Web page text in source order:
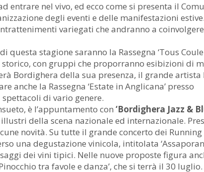
entrare nel vivo, ed ecco come si presenta il
degli eventi e delle manifestazioni
variegati che andranno a coinvolgere
stagione saranno la Rassegna ‘Tous
con gruppi che proporranno esibizioni di
Bordighera della sua presenza, il grande
anche la Rassegna ‘Estate in Anglicana’ presso
di vario genere.
è l’appuntamento con ‘Bordighera Jazz &
della scena nazionale ed internazionale.
novità. Su tutte il grande concerto dei
una degustazione vinicola, intitolata
dei vini tipici. Nelle nuove proposte figura
tra favole e danza’, che si terrà il 30